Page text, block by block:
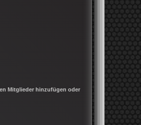
Mitglieder hinzufügen oder